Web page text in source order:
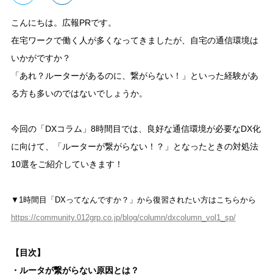
こんにちは。広報PRです。
在宅ワークで働く人が多くなってきましたが、自宅の通信環境は
いかがですか？
「あれ？ルーターがあるのに、繋がらない！」といった経験があ
る方も多いのではないでしょうか。
今回の「DXコラム」8時間目では、良好な通信環境が必要なDX化
に向けて、「ルーターが繋がらない！？」となったときの対処法
10選をご紹介していきます！
▼1時間目「DXってなんですか？」から復習されたい方はこちらから
https://community.012grp.co.jp/blog/column/dxcolumn_vol1_sp/
【目次】
・ルータが繋がらない原因とは？